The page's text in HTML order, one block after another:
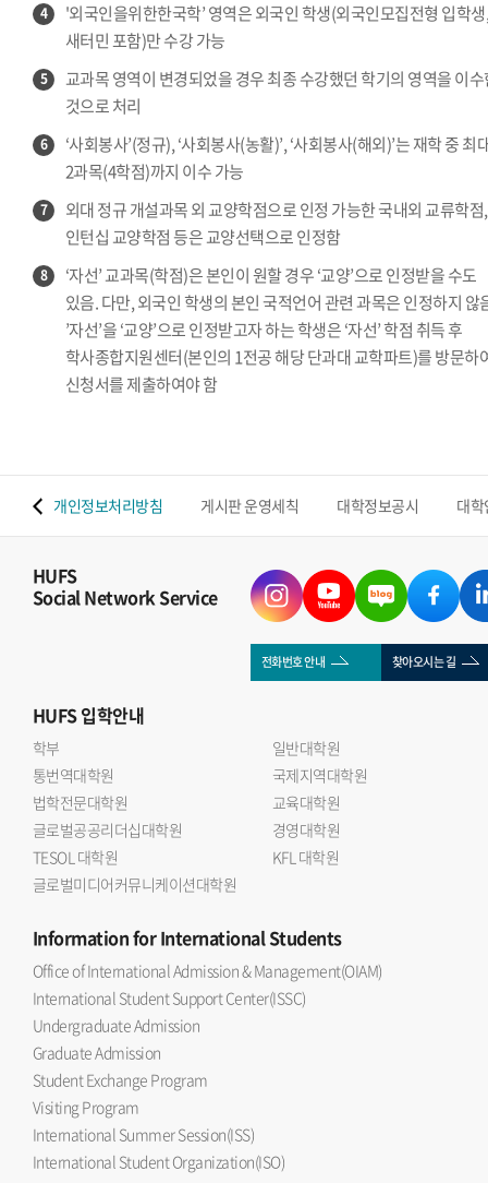
4
'외국인을위한한국학’ 영역은 외국인 학생(외국인모집전형 입학
새터민 포함)만 수강 가능
5
교과목 영역이 변경되었을 경우 최종 수강했던 학기의 영역을 이
것으로 처리
6
‘사회봉사’(정규), ‘사회봉사(농활)’, ‘사회봉사(해외)’는 재학 중 최
2과목(4학점)까지 이수 가능
7
외대 정규 개설과목 외 교양학점으로 인정 가능한 국내외 교류학점,
인턴십 교양학점 등은 교양선택으로 인정함
8
‘자선’ 교과목(학점)은 본인이 원할 경우 ‘교양’으로 인정받을 수도
있음. 다만, 외국인 학생의 본인 국적언어 관련 과목은 인정하지 않
’자선’을 ‘교양’으로 인정받고자 하는 학생은 ‘자선’ 학점 취득 후
학사종합지원센터(본인의 1전공 해당 단과대 교학파트)를 방문하
신청서를 제출하여야 함
개인정보처리방침 게시판 운영세칙 대학정보공시 대
HUFS
Social Network Service
전화번호 안내 찾아오시는 길
HUFS입학안내
학부
일반대학원
통번역대학원
국제지역대학원
법학전문대학원
교육대학원
글로벌공공리더십대학원
경영대학원
TESOL 대학원
KFL 대학원
글로벌미디어커뮤니케이션대학원
Informationfor International Students
Office of International Admission & Management(OIAM)
International Student Support Center(ISSC)
Undergraduate Admission
Graduate Admission
Student Exchange Program
Visiting Program
International Summer Session(ISS)
International Student Organization(ISO)